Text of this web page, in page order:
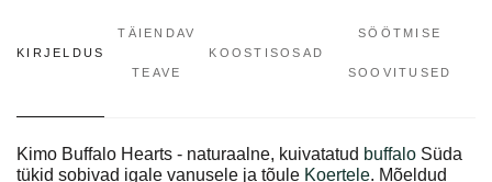
KIRJELDUS
TÄIENDAV
TEAVE
KOOSTISOSAD
SÖÖTMISE
SOOVITUSED
Kimo Buffalo Hearts - naturaalne, kuivatatud buffalo Süda
tükid sobivad igale vanusele ja tõule Koertele. Mõeldud